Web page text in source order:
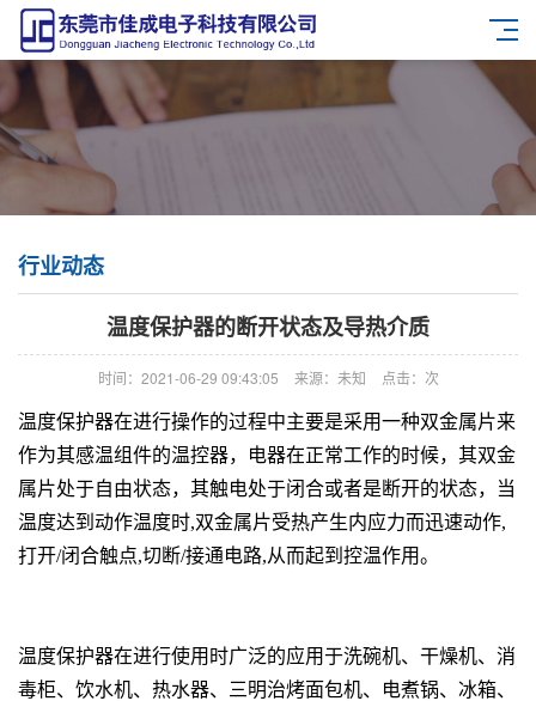
行业动态
温度保护器的断开状态及导热介质
时间：2021-06-29 09:43:05 来源：未知 点击： 次
温度保护器在进行操作的过程中主要是采用一种双金属片来
作为其感温组件的温控器，电器在正常工作的时候，其双金
属片处于自由状态，其触电处于闭合或者是断开的状态，
当
温度达到动作温度时,双金属片受热产生内应力而迅速动作,
打开/闭合触点,切断/接通电路,从而起到控温作用。
温度保护器在进行使用时广泛的应用于洗碗机、干燥机、消
毒柜、 饮水机、热水器、三明治烤面包机、
电煮锅、冰箱、